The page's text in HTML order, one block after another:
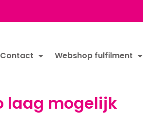
Contact Webshop fulfilment
laag mogelijk